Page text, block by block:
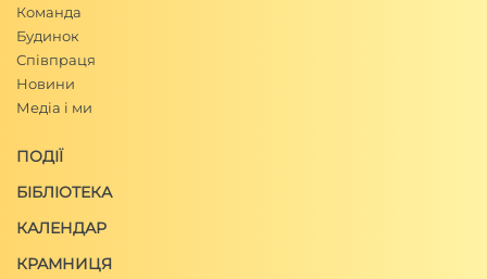
Команда
Будинок
Співпраця
Новини
Медіа і ми
ПОДІЇ
БІБЛІОТЕКА
КАЛЕНДАР
КРАМНИЦЯ